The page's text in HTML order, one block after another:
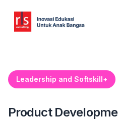
Leadership and Softskill+
Product